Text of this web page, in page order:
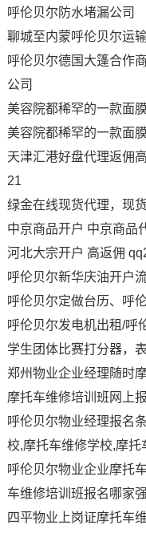
呼伦贝尔防水堵漏公司
聊城至内蒙呼伦贝尔运
呼伦贝尔德国大篷合作
公司
美容院都稀罕的一款面
美容院都稀罕的一款面
天津汇港好盘代理返佣
21
绿金在线现货代理，现
中京商品开户 中京商品
河北大宗开户 高返佣
呼伦贝尔新华庆油开户
呼伦贝尔定做台历、呼
呼伦贝尔发电机出租/呼
学生团体比赛打分器，
郑州物业企业经理随时
摩托车维修培训班网上
呼伦贝尔物业经理报名
校,摩托车维修学校,摩托
呼伦贝尔物业企业摩托
车维修培训班报名哪家
四平物业上岗证摩托车